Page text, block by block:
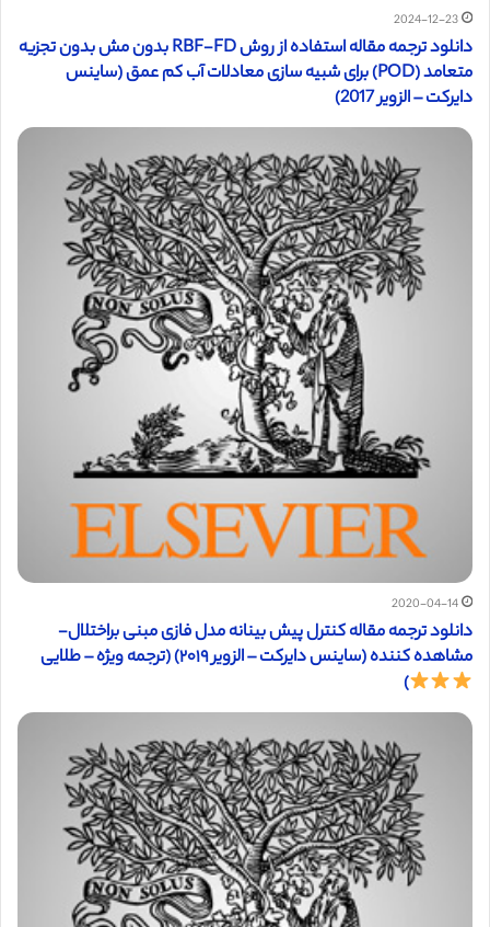
2024-12-23
دانلود ترجمه مقاله استفاده از روش RBF-FD بدون مش بدون تجزیه
متعامد (POD) برای شبیه سازی معادلات آب کم عمق (ساینس
دایرکت – الزویر 2017)
2020-04-14
دانلود ترجمه مقاله کنترل پیش بینانه مدل فازی مبنی براختلال-
مشاهده کننده (ساینس دایرکت – الزویر ۲۰۱۹) (ترجمه ویژه – طلایی
)